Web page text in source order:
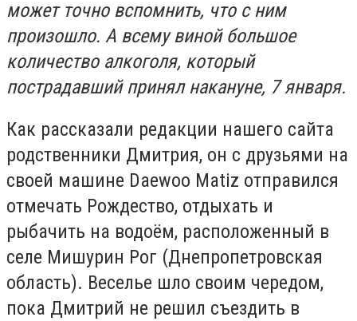
может точно вспомнить, что с ним
произошло. А всему виной большое
количество алкоголя, который
пострадавший принял накануне, 7 января.
Как рассказали редакции нашего сайта
родственники Дмитрия, он с друзьями на
своей машине Daewoo Matiz отправился
отмечать Рождество, отдыхать и
рыбачить на водоём, расположенный в
селе Мишурин Рог (Днепропетровская
область). Веселье шло своим чередом,
пока Дмитрий не решил съездить в